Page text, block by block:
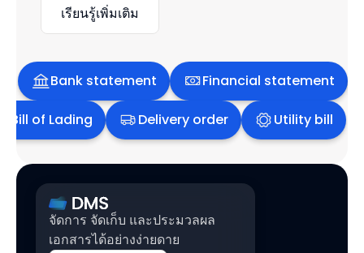
เรียนรู้เพิ่มเติม
Bank statement Financial statement
Bill of Lading Delivery order Utility bill
จัดการ จัดเก็บ และประมวลผล
เอกสารได้อย่างง่ายดาย